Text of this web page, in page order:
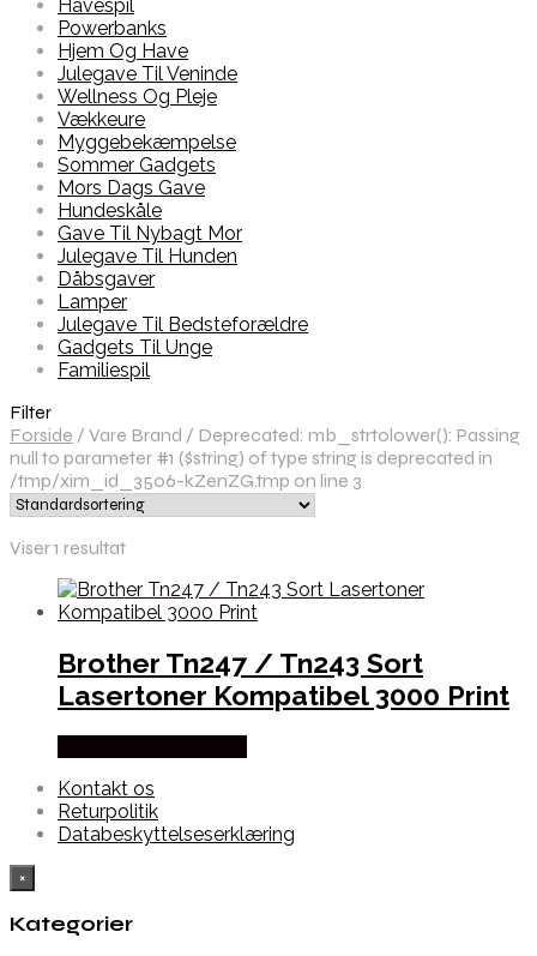
Havespil
Powerbanks
Hjem Og Have
Julegave Til Veninde
Wellness Og Pleje
Vækkeure
Myggebekæmpelse
Sommer Gadgets
Mors Dags Gave
Hundeskåle
Gave Til Nybagt Mor
Julegave Til Hunden
Dåbsgaver
Lamper
Julegave Til Bedsteforældre
Gadgets Til Unge
Familiespil
Filter
Forside / Vare Brand / Deprecated: mb_strtolower(): Passing
null to parameter #1 ($string) of type string is deprecated in
/tmp/xim_id_3506-kZenZG.tmp on line 3
Viser 1 resultat
Brother Tn247 / Tn243 Sort
Lasertoner Kompatibel 3000 Print
Kontakt os
Returpolitik
Databeskyttelseserklæring
×
Kategorier